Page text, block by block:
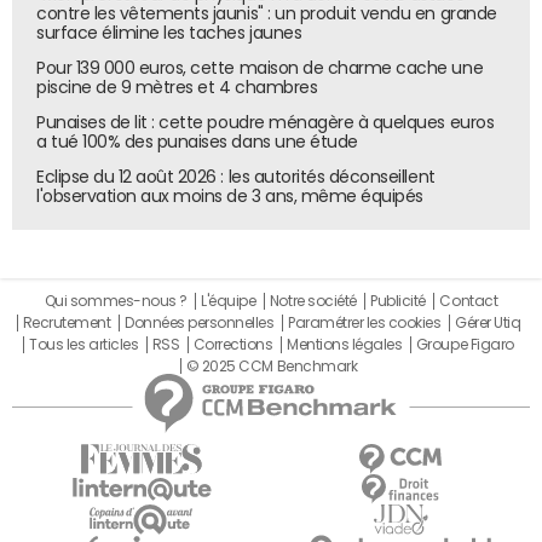
Une de ces commissions aura en charge la création d'un
baromètre annuel de la performance économique du
secteur, réalisé auprès de 100 start-up françaises par
Ernst & Young et montrant la dynamique du secteur. En
parallèle, France Digitale veut militer sur plusieurs sujets,
comme la création d'un label unique d'innovation, la
réduction des charges sociales pour les salariés du
des PME privées indépendantes. Elle devrait commencer
à s'en entretenir avec la ministre déléguée en charge de
l'Economie Numérique, Fleur Pellerin, conviée au
lancement de l'association le 2 juillet.
L'association se rémunère uniquement sur les cotisations
de ses membres (entre 500 et 2 500 euros pour les
start-up, et 1 500 et 2 500 euros pour les fonds). France
Digitale anticipe un budget de 100 000 à 120 000 euros par
contre les vêtements jaunis" : un produit vendu en grande
surface élimine les taches jaunes
Pour 139 000 euros, cette maison de charme cache une
piscine de 9 mètres et 4 chambres
Punaises de lit : cette poudre ménagère à quelques euros
a tué 100% des punaises dans une étude
Eclipse du 12 août 2026 : les autorités déconseillent
l'observation aux moins de 3 ans, même équipés
Qui sommes-nous ? L'équipe Notre société Publicité
Contact
Recrutement
Données personnelles Paramétrer les cookies
Gérer Utiq
Tous les articles
RSS Corrections Mentions légales
Groupe Figaro
© 2025 CCM Benchmark